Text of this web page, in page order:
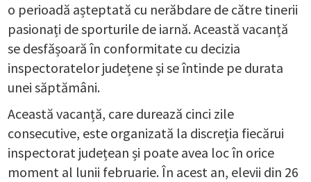
o perioadă așteptată cu nerăbdare de către tinerii
pasionați de sporturile de iarnă. Această vacanță
se desfășoară în conformitate cu decizia
inspectoratelor județene și se întinde pe durata
unei săptămâni.
Această vacanță, care durează cinci zile
consecutive, este organizată la discreția fiecărui
inspectorat județean și poate avea loc în orice
moment al lunii februarie. În acest an, elevii din 26